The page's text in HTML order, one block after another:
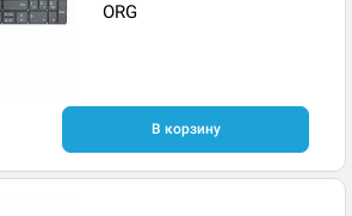
ORG
В корзину